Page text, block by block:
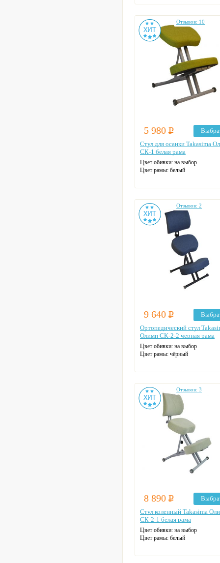
Отзывов: 10
5 980 Р
Стул для осанки Takasima
СК-1 белая рама
Цвет обивки: на выбор
Цвет рамы: белый
Отзывов: 2
9 640 Р
Ортопедический стул
Олимп СК-2-2 черная рама
Цвет обивки: на выбор
Цвет рамы: чёрный
Отзывов: 3
8 890 Р
Стул коленный Takasima
СК-2-1 белая рама
Цвет обивки: на выбор
Цвет рамы: белый